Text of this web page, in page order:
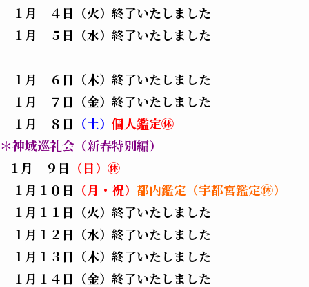
１月 ４日（火）終了いたしました
１月 ５日（水）終了いたしました
１ 月 ６日（木）終了いたしました
１月 ７日（金）終了いたしました
１ 月 ８日 （土） 個人鑑定㊡
＊神域巡礼会（新春特別編）
１月 ９日 （日）㊡
１月１０ 日 （月・祝） 都内鑑定（宇都宮鑑定㊡）
１月１１日（火）終了いたしました
１月１２日（水）終了いたしました
１月１３日（木）終了いたしました
１月１４日（金）終了いたしました